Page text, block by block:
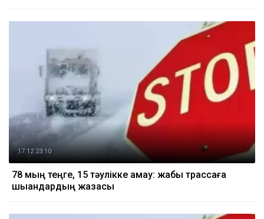
17.12 23:10
78 мың теңге, 15 тәулікке қамау: жабық трассаға
шыққандардың жазасы